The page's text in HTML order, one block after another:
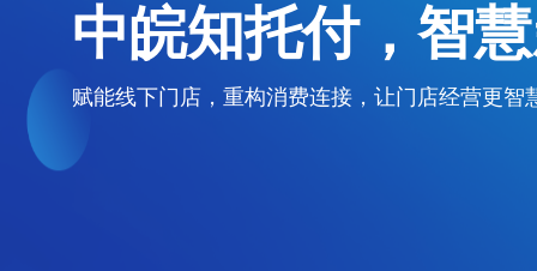
中皖知托付，智
赋能线下门店，重构消费连接，让门店经营更智